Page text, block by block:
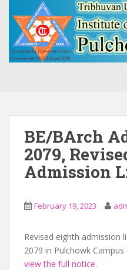
BE/BArch
2079,
Admission
February 19, 2023
Revised eighth admission
2079 in Pulchowk Campus
view the full notice.